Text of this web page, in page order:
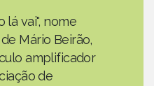
lá vai", nome
Mário Beirão,
amplificador
de